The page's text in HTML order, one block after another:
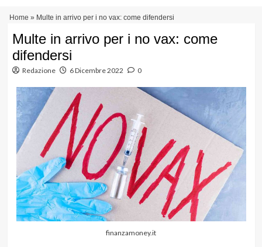
contenuto
Home » Multe in arrivo per i no vax: come difendersi
Multe in arrivo per i no vax: come
difendersi
Redazione 6 Dicembre 2022 0
finanzamoney.it